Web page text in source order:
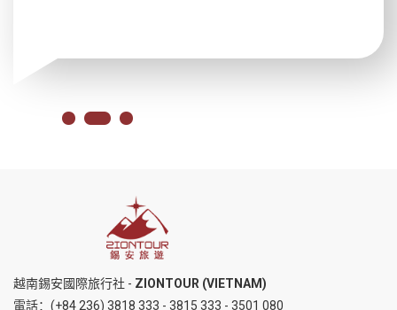
越南錫安國際旅行社 - ZIONTOUR (VIETNAM)
電話： (+84 236) 3818 333 - 3815 333 - 3501 080